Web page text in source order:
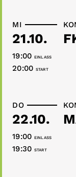
MI
21.10.
EINLASS
19:00
START
20:00
DO
22.10.
EINLASS
19:00
START
19:30